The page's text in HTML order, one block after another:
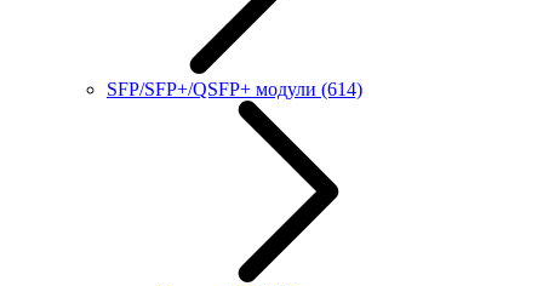
SFP/SFP+/QSFP+ модули (614)